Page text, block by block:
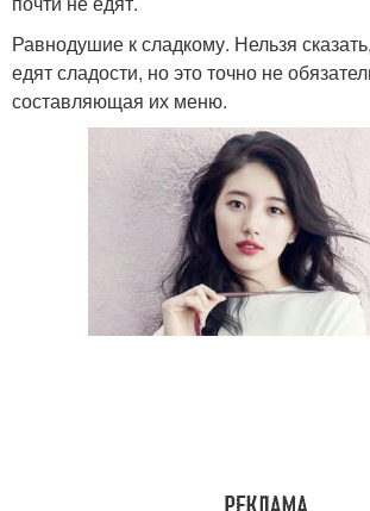
Равнодушие к сладкому. Нельзя
едят сладости, но это точно не
составляющая их меню.